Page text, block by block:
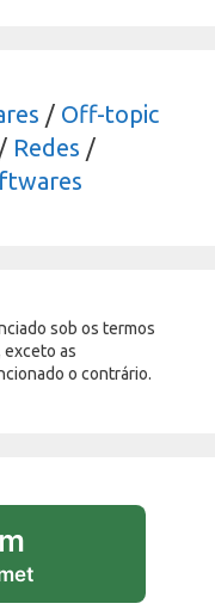
/ Off-topic
/ Redes /
sob os termos
exceto as
o contrário.